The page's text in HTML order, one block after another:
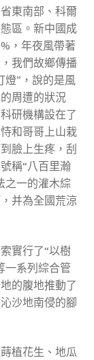
東南部、科爾
區。新中國成
，年夜風帶著
我們故鄉傳播
燈”，說的是風
周遭的狀況
研機構設在了
和哥哥上山栽
臉上生疼，刮
稱“八百里瀚
之一的灌木綜
并為全國荒涼
實行了“以樹
一系列綜合管
的腹地推動了
沙地南侵的腳
植花生、地瓜